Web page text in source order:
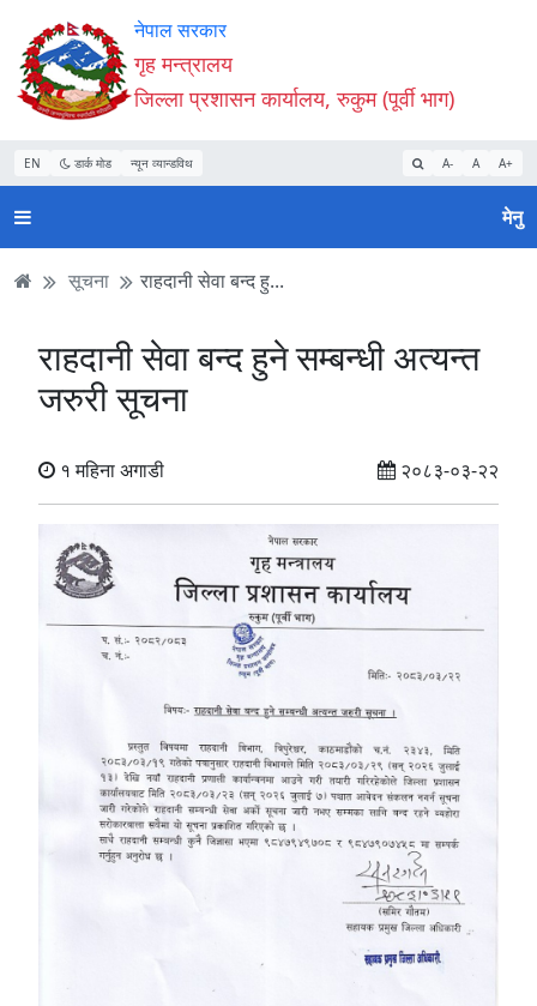
Accessibility
Mode
सुरु
गर्नुहोस्
सामाग्री
पढ्नुहाेस्
नेभिगेसन
पढ्नुहाेस्
वेबसाइट
खोजमा
जानुहोस्
नेपाल सरकार
गृह मन्त्रालय
जिल्ला प्रशासन कार्यालय, रुकुम (पूर्वी भाग)
EN डार्क मोड न्यून व्यान्डविथ A- A A+
मेनु
सूचना राहदानी सेवा बन्द हु...
राहदानी सेवा बन्द हुने सम्बन्धी अत्यन्त
जरुरी सूचना
१ महिना अगाडी २०८३-०३-२२